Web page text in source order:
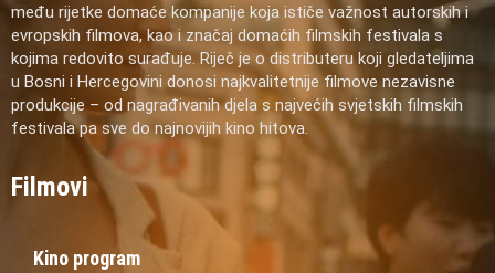
među rijetke domaće kompanije koja ističe važnost autorskih i
evropskih filmova, kao i značaj domaćih filmskih festivala s
kojima redovito surađuje. Riječ je o distributeru koji gledateljima
u Bosni i Hercegovini donosi najkvalitetnije filmove nezavisne
produkcije – od nagrađivanih djela s najvećih svjetskih filmskih
festivala pa sve do najnovijih kino hitova.
Filmovi
Kino program